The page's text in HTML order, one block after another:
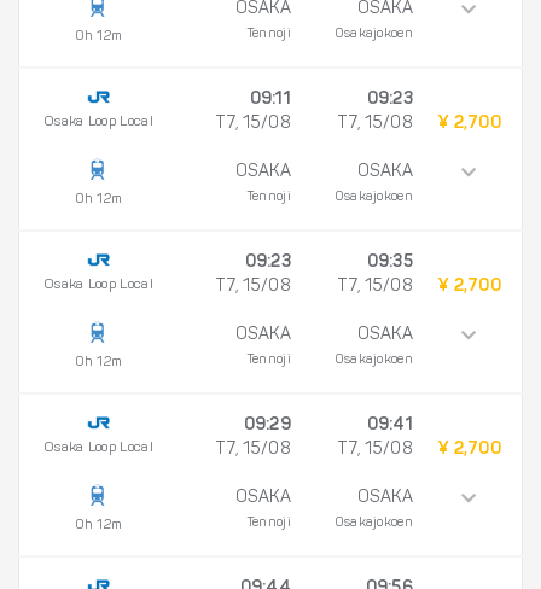
0h 12m
OSAKA
Tennoji
OSAKA
Osakajokoen
Osaka Loop Local
0h 12m
09:11
T7, 15/08
OSAKA
Tennoji
09:23
T7, 15/08
OSAKA
Osakajokoen
¥ 2,700
Osaka Loop Local
0h 12m
09:23
T7, 15/08
OSAKA
Tennoji
09:35
T7, 15/08
OSAKA
Osakajokoen
¥ 2,700
Osaka Loop Local
0h 12m
09:29
T7, 15/08
OSAKA
Tennoji
09:41
T7, 15/08
OSAKA
Osakajokoen
¥ 2,700